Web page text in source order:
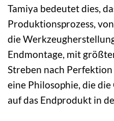
Tamiya bedeutet dies,
Produktionsprozess,
die
Endmontage, mit
Streben nach
eine Philosophie, die
auf das Endprodukt in